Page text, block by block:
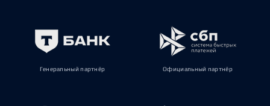
Генеральный партнёр Официальный партнёр